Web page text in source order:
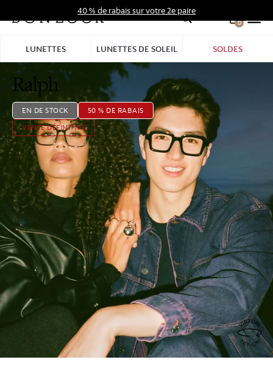
au
40 % de rabais sur votre 2e paire
0
LUNETTES LUNETTES DE SOLEIL SOLDES
Ralph
EN DE STOCK
50 % DE RABAIS
VENTE DÉFINITIVE